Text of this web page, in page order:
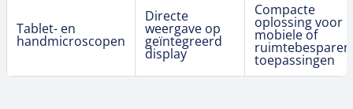
Tablet- en
handmicroscopen
Directe
weergave op
geïntegreerd
display
Compacte
oplossing voor
mobiele of
toepassingen